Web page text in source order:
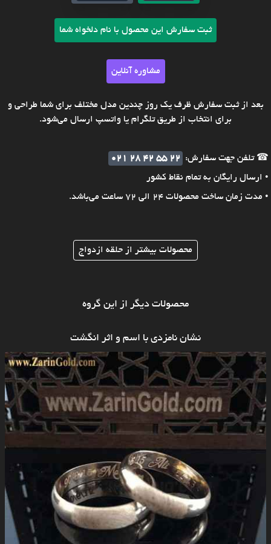
ثبت سفارش این محصول با نام دلخواه شما
مشاوره آنلاین
بعد از ثبت سفارش ظرف یک روز چندین مدل مختلف برای شما طراحی و
برای انتخاب از طریق تلگرام یا واتسپ ارسال می‌شود.
☎ تلفن جهت سفارش:
021 28 42 55 22
• ارسال رایگان به تمام نقاط کشور
• مدت زمان ساخت محصولات 24 الی 72 ساعت می‌باشد.
محصولات بیشتر از حلقه ازدواج
محصولات دیگر از این گروه
نشان نامزدی با اسم و اثر انگشت